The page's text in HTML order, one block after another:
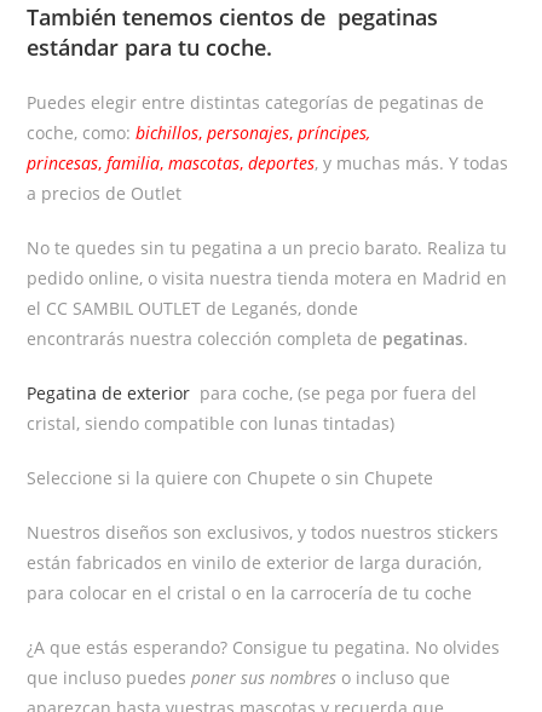
También tenemos cientos de pegatinas
estándar para tu coche.
Puedes elegir entre distintas categorías de pegatinas de
coche, como:bichillos,personajes,príncipes,
princesas,familia,mascotas,deportes, y muchas más. Y todas
a precios de Outlet
No te quedes sin tu pegatina a un precio barato. Realiza tu
pedido online, o visita nuestra tienda motera en Madrid en
el CC SAMBIL OUTLET de Leganés, donde
encontrarás nuestra colección completa de pegatinas.
Pegatina de exterior para coche, (se pega por fuera del
cristal, siendo compatible con lunas tintadas)
Seleccione si la quiere con Chupete o sin Chupete
Nuestros diseños son exclusivos, y todos nuestros stickers
están fabricados en vinilo de exterior de larga duración,
para colocar en el cristal o en la carrocería de tu coche
¿A que estás esperando? Consigue tu pegatina. No olvides
que incluso puedesponer sus nombres o incluso que